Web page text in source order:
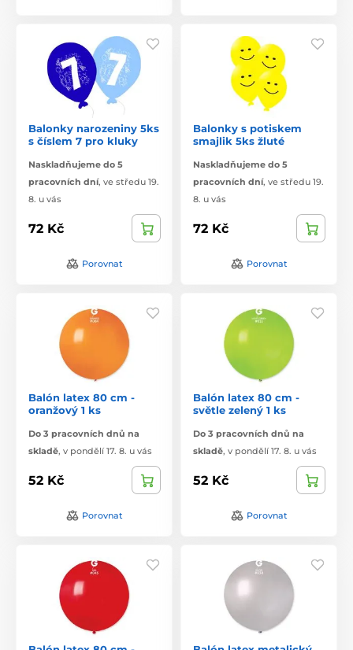
Balonky narozeniny 5ks
s číslem 7 pro kluky
Naskladňujeme do 5
pracovních dní, ve středu 19.
8. u vás
72 Kč
Porovnat
Balonky s potiskem
smajlik 5ks žluté
Naskladňujeme do 5
pracovních dní, ve středu 19.
8. u vás
72 Kč
Porovnat
Balón latex 80 cm -
oranžový 1 ks
Do 3 pracovních dnů na
skladě, v pondělí 17. 8. u vás
52 Kč
Porovnat
Balón latex 80 cm -
světle zelený 1 ks
Do 3 pracovních dnů na
skladě, v pondělí 17. 8. u vás
52 Kč
Porovnat